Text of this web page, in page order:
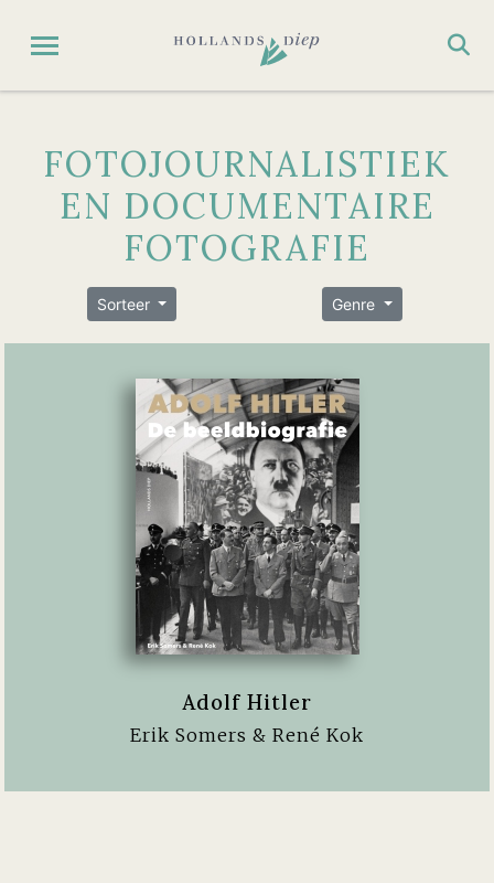
FOTOJOURNALISTIEK
EN DOCUMENTAIRE
FOTOGRAFIE
Sorteer Genre
Adolf Hitler
Erik Somers & René Kok